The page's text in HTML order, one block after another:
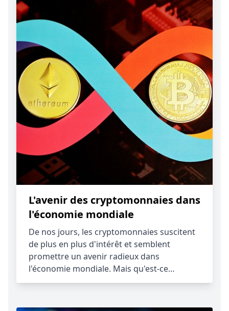
L'avenir des cryptomonnaies dans
l'économie mondiale
De nos jours, les cryptomonnaies suscitent
de plus en plus d'intérêt et semblent
promettre un avenir radieux dans
l'économie mondiale. Mais qu'est-ce…